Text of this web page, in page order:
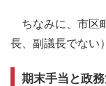
ちなみに、市区
長、副議長でない
期末手当と政